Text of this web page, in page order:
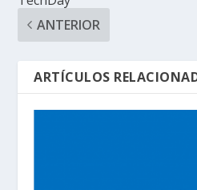
ANTERIOR
ARTÍCULOS